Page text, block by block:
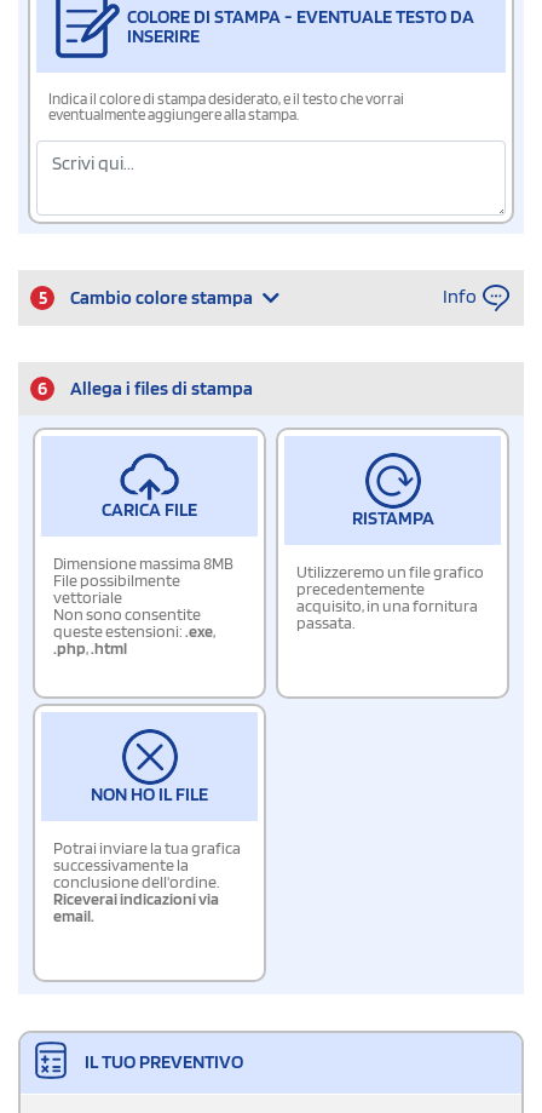
COLORE DI STAMPA - EVENTUALE TESTO DA
INSERIRE
Indica il colore di stampa desiderato, e il testo che vorrai
eventualmente aggiungere alla stampa.
5 Cambio colore stampa Info
6 Allega i files di stampa
CARICA FILE
Dimensione massima 8MB
File possibilmente
vettoriale
Non sono consentite
queste estensioni:.exe,
.php,.html
RISTAMPA
Utilizzeremo un file grafico
precedentemente
acquisito, in una fornitura
passata.
NON HO IL FILE
Potrai inviare la tua grafica
successivamente la
conclusione dell'ordine.
Riceverai indicazioni via
email.
IL TUO PREVENTIVO